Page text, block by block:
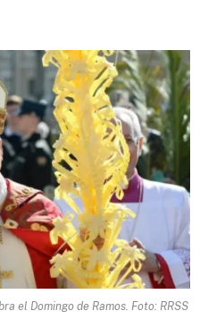
el Domingo de Ramos. Foto: RRSS